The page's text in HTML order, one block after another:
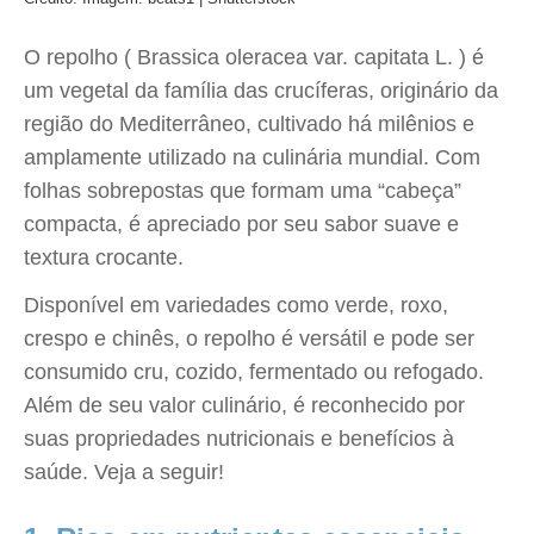
O repolho ( Brassica oleracea var. capitata L. ) é
um vegetal da família das crucíferas, originário da
região do Mediterrâneo, cultivado há milênios e
amplamente utilizado na culinária mundial. Com
folhas sobrepostas que formam uma “cabeça”
compacta, é apreciado por seu sabor suave e
textura crocante.
Disponível em variedades como verde, roxo,
crespo e chinês, o repolho é versátil e pode ser
consumido cru, cozido, fermentado ou refogado.
Além de seu valor culinário, é reconhecido por
suas propriedades nutricionais e benefícios à
saúde.​ Veja a seguir!